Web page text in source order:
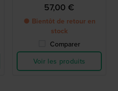
57,00 €
● Bientôt de retour en
stock
Comparer
Voir les produits